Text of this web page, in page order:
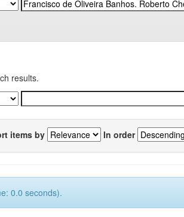
results.
items by In order
0.0 seconds).